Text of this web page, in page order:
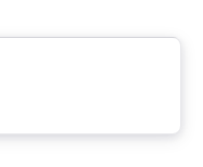
Qualität der